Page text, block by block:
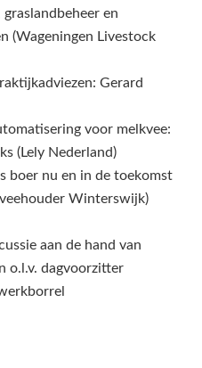
en
(Wageningen Livestock
Gerard
voor melkvee:
(Lely Nederland)
nu en in de toekomst
Winterswijk)
aan de hand van
o.l.v. dagvoorzitter